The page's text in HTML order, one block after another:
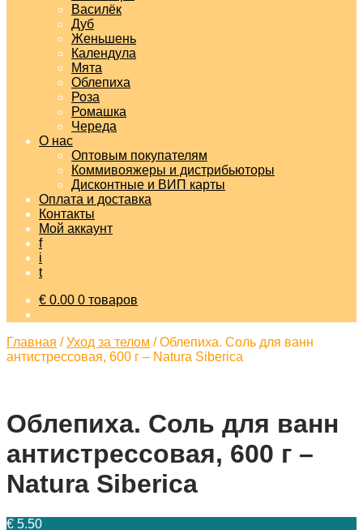
Василёк
Дуб
Женьшень
Календула
Мята
Облепиха
Роза
Ромашка
Череда
О нас
Оптовым покупателям
Коммивояжеры и дистрибьюторы
Дисконтные и ВИП карты
Оплата и доставка
Контакты
Мой аккаунт
f
i
t
€ 0.00 0 товаров
Главная /Уход за телом /Облепиха. Соль для ванн
антистрессовая, 600 г – Natura Siberica
Облепиха. Соль для ванн
антистрессовая, 600 г –
Natura Siberica
€ 5.50